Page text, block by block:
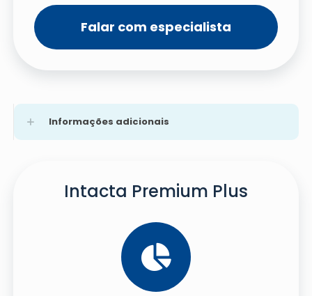
Falar com especialista
Informações adicionais
Intacta Premium Plus